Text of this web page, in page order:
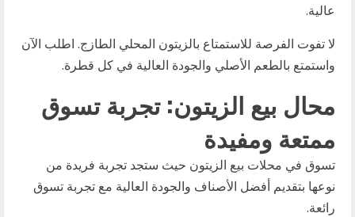
عالية.
لا تفوت الفرصة للاستمتاع بالزيتون المحلي الطازج. اطلب الآن
واستمتع بالطعم الأصلي والجودة العالية في كل قطرة.
محال بيع الزيتون: تجربة تسوق
ممتعة ومفيدة
تسوق في محلات بيع الزيتون حيث ستجد تجربة فريدة من
نوعها بتقديم أفضل الأصناف والجودة العالية مع تجربة تسوق
رائعة.